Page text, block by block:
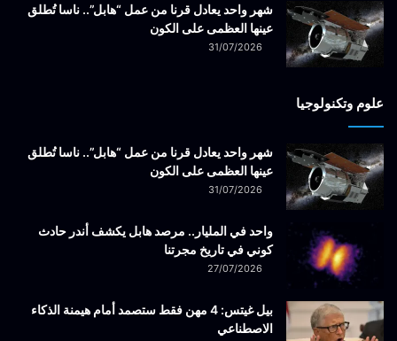
شهر واحد يعادل قرنا من عمل “هابل”.. ناسا تُطلق
عينها العظمى على الكون
31/07/2026
علوم وتكنولوجيا
شهر واحد يعادل قرنا من عمل “هابل”.. ناسا تُطلق
عينها العظمى على الكون
31/07/2026
واحد في المليار.. مرصد هابل يكشف أندر حادث
كوني في تاريخ مجرتنا
27/07/2026
بيل غيتس: 4 مهن فقط ستصمد أمام هيمنة الذكاء
الاصطناعي